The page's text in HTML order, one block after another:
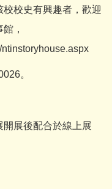
校史有興趣者，歡迎
，
。
展後配合於線上展